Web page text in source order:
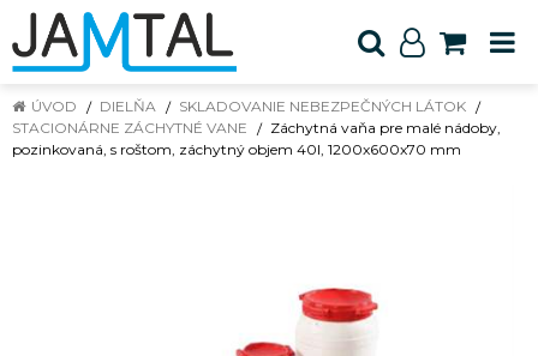
ÚVOD DIELŇA
SKLADOVANIE NEBEZPEČNÝCH LÁTOK
STACIONÁRNE ZÁCHYTNÉ VANE
Záchytná vaňa pre malé nádoby,
pozinkovaná, s roštom, záchytný objem 40l, 1200x600x70 mm